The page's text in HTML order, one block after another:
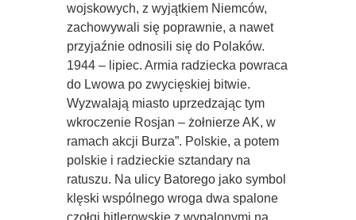
wojskowych, z wyjątkiem Niemców,
zachowywali się poprawnie, a nawet
przyjaźnie odnosili się do Polaków.
1944 – lipiec. Armia radziecka powraca
do Lwowa po zwycięskiej bitwie.
Wyzwalają miasto uprzedzając tym
wkroczenie Rosjan – żołnierze AK, w
ramach akcji Burza”. Polskie, a potem
polskie i radzieckie sztandary na
ratuszu. Na ulicy Batorego jako symbol
klęski wspólnego wroga dwa spalone